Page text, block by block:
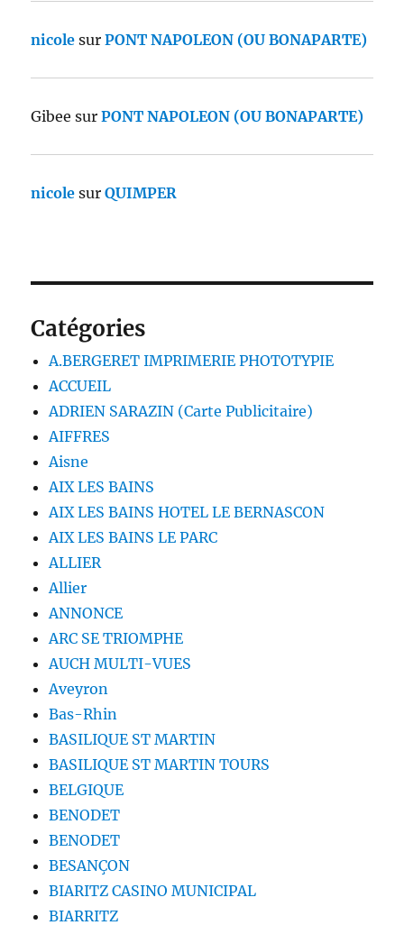
nicole surPONT NAPOLEON (OU BONAPARTE)
Gibee surPONT NAPOLEON (OU BONAPARTE)
nicole surQUIMPER
Catégories
A.BERGERET IMPRIMERIE PHOTOTYPIE
ACCUEIL
ADRIEN SARAZIN (Carte Publicitaire)
AIFFRES
Aisne
AIX LES BAINS
AIX LES BAINS HOTEL LE BERNASCON
AIX LES BAINS LE PARC
ALLIER
Allier
ANNONCE
ARC SE TRIOMPHE
AUCH MULTI-VUES
Aveyron
Bas-Rhin
BASILIQUE ST MARTIN
BASILIQUE ST MARTIN TOURS
BELGIQUE
BENODET
BENODET
BESANÇON
BIARITZ CASINO MUNICIPAL
BIARRITZ